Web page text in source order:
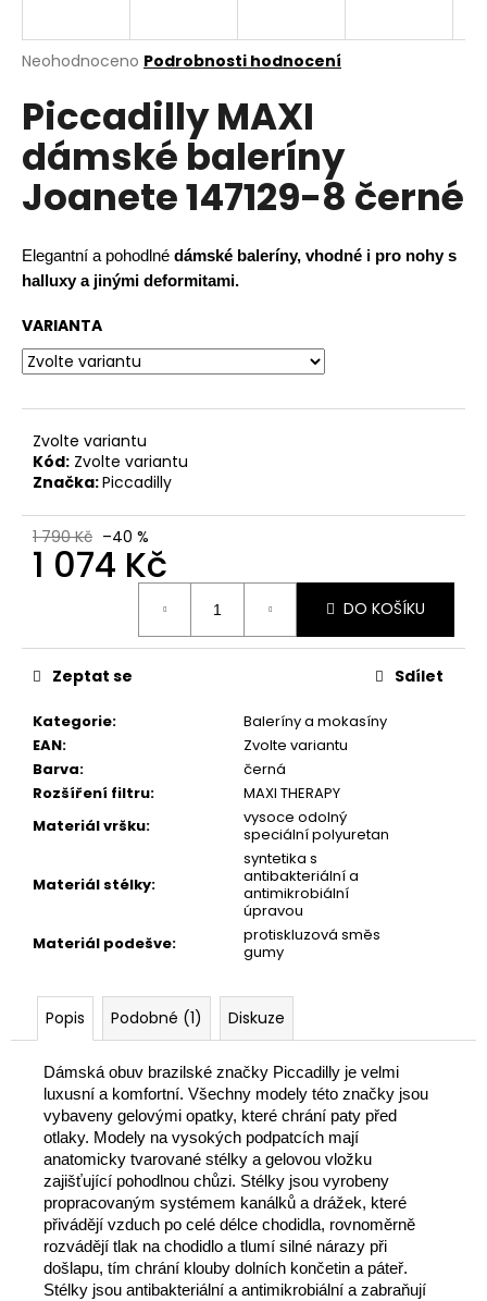
Průměrné
produktu
je
0,0
z
hvězdiček.
Neohodnoceno Podrobnosti hodnocení
Piccadilly MAXI
dámské baleríny
Joanete 147129-8 černé
Elegantní a pohodlné dámské baleríny, vhodné i pro nohy s
halluxy a jinými deformitami.
VARIANTA
Zvolte variantu
Kód: Zvolte variantu
Značka:Piccadilly
1 790 Kč –40 %
1 074 Kč
DO KOŠÍKU
Kategorie:
Baleríny a mokasíny
EAN:
Zvolte variantu
Barva:
černá
Rozšíření filtru:
MAXI THERAPY
Materiál vršku:
vysoce odolný
speciální polyuretan
Materiál stélky:
syntetika s
antibakteriální a
antimikrobiální
úpravou
Materiál podešve:
protiskluzová směs
gumy
Zeptat se Sdílet
Popis Podobné (1) Diskuze
Dámská obuv brazilské značky Piccadilly je velmi
luxusní a komfortní. Všechny modely této značky jsou
vybaveny gelovými opatky, které chrání paty před
otlaky. Modely na vysokých podpatcích mají
anatomicky tvarované stélky a gelovou vložku
zajišťující pohodlnou chůzi. Stélky jsou vyrobeny
propracovaným systémem kanálků a drážek, které
přivádějí vzduch po celé délce chodidla, rovnoměrně
rozvádějí tlak na chodidlo a tlumí silné nárazy při
došlapu, tím chrání klouby dolních končetin a páteř.
Stélky jsou antibakteriální a antimikrobiální a zabraňují
j
t
?
HLEDAT
D
o
o
u
č
u
e
m
PICCADILLY
DÁMSKÉ
BALERÍNY
109018-
605
Kč